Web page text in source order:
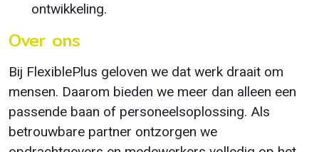
ontwikkeling.
Over ons
Bij FlexiblePlus geloven we dat werk draait om
mensen. Daarom bieden we meer dan alleen een
passende baan of personeelsoplossing. Als
betrouwbare partner ontzorgen we